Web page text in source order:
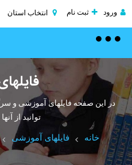
ورود ثبت نام انتخاب استان
Toggle
در این صفحه فایلهای آموزشی و
توانید از
خانه فایلهای آموزشی